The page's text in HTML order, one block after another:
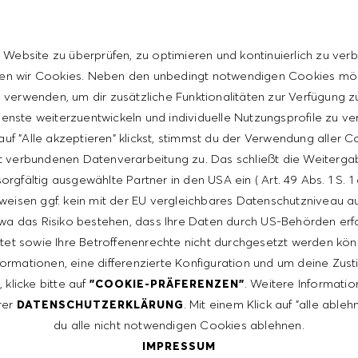
Website zu überprüfen, zu optimieren und kontinuierlich zu
wir Cookies. Neben den unbedingt notwendigen Cookies
um dir zusätzliche Funktionalitäten zur Verfügung
weiterzuentwickeln und individuelle Nutzungsprofile zu
"Alle akzeptieren" klickst, stimmst du der Verwendung aller
verbundenen Datenverarbeitung zu. Das schließt die
ausgewählte Partner in den USA ein ( Art. 49 Abs. 1 S. 1
ggf. kein mit der EU vergleichbares Datenschutzniveau
das Risiko bestehen, dass Ihre Daten durch US-Behörden
sowie Ihre Betroffenenrechte nicht durchgesetzt werden
eine differenzierte Konfiguration und um deine
klicke bitte auf "COOKIE-PRÄFERENZEN". Weitere
DATENSCHUTZERKLÄRUNG. Mit einem Klick auf "alle
du alle nicht notwendigen Cookies ablehnen.
IMPRESSUM
and interpersonal skills
the HUGO BOSS lifestyle philosophy
of the world at large. Our inclusive culture
We are committed to equal employment opportunity.
unleash your full potential and inspires you to thrive.